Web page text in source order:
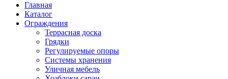
Главная
Каталог
Ограждения
Террасная доска
Грядки
Регулируемые опоры
Системы хранения
Уличная мебель